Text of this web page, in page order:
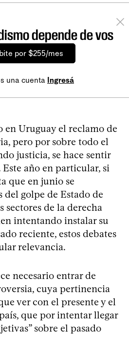
depende de vos
por $255/mes
una cuenta Ingresá
en Uruguay el reclamo de
pero por sobre todo el
justicia, se hace sentir
año en particular, si
que en junio se
golpe de Estado de
sectores de la derecha
intentando instalar su
reciente, estos debates
relevancia.
necesario entrar de
cuya pertinencia
ver con el presente y el
que por intentar llegar
sobre el pasado